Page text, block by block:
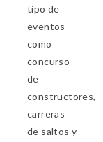
tipo de
eventos
como
concurso
de
constructores,
carreras
de saltos y